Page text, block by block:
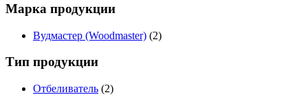
Марка продукции
Вудмастер (Woodmaster) (2)
Тип продукции
Отбеливатель (2)